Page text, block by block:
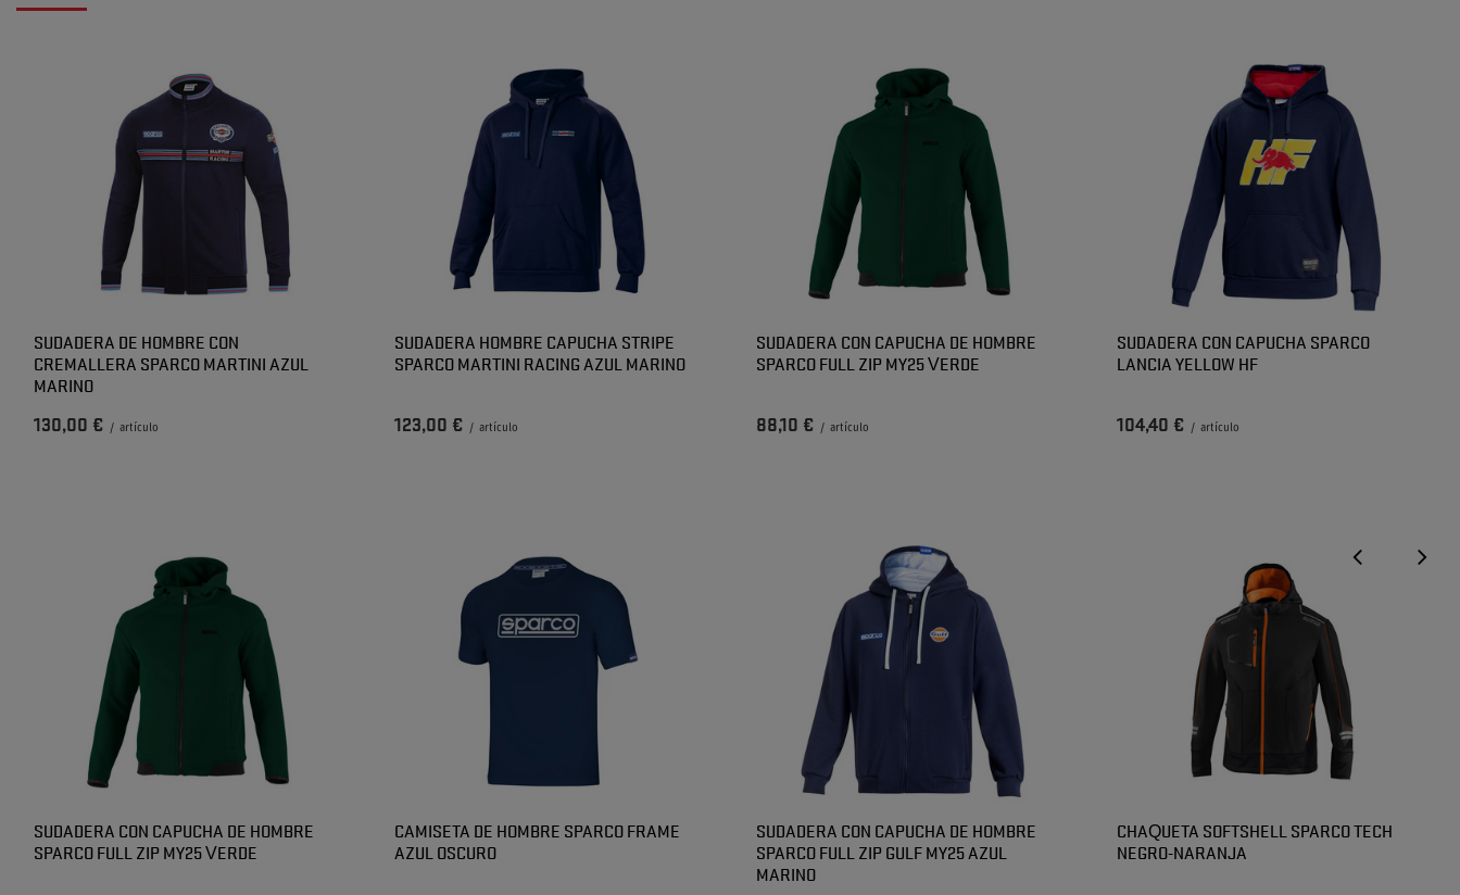
SUDADERA DE HOMBRE CON
CREMALLERA SPARCO MARTINI AZUL
MARINO
130,00 € / artículo
SUDADERA HOMBRE CAPUCHA STRIPE
SPARCO MARTINI RACING AZUL MARINO
123,00 € / artículo
SUDADERA CON CAPUCHA DE HOMBRE
SPARCO FULL ZIP MY25 VERDE
88,10 € / artículo
SUDADERA CON CAPUCHA SPARCO
LANCIA YELLOW HF
104,40 € / artículo
SUDADERA CON CAPUCHA DE HOMBRE
SPARCO FULL ZIP MY25 VERDE
CAMISETA DE HOMBRE SPARCO FRAME
AZUL OSCURO
SUDADERA CON CAPUCHA DE HOMBRE
SPARCO FULL ZIP GULF MY25 AZUL
MARINO
CHAQUETA SOFTSHELL SPARCO TECH
NEGRO-NARANJA